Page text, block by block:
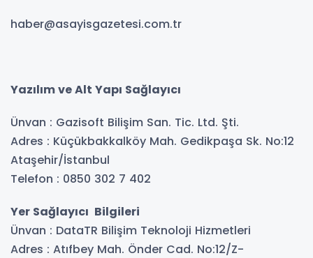
haber@asayisgazetesi.com.tr
Yazılım ve Alt Yapı Sağlayıcı
Ünvan : Gazisoft Bilişim San. Tic. Ltd. Şti.
Adres : Küçükbakkalköy Mah. Gedikpaşa Sk. No:12
Ataşehir/İstanbul
Telefon : 0850 302 7 402
Yer Sağlayıcı Bilgileri
Ünvan : DataTR Bilişim Teknoloji Hizmetleri
Adres : Atıfbey Mah. Önder Cad. No:12/Z-